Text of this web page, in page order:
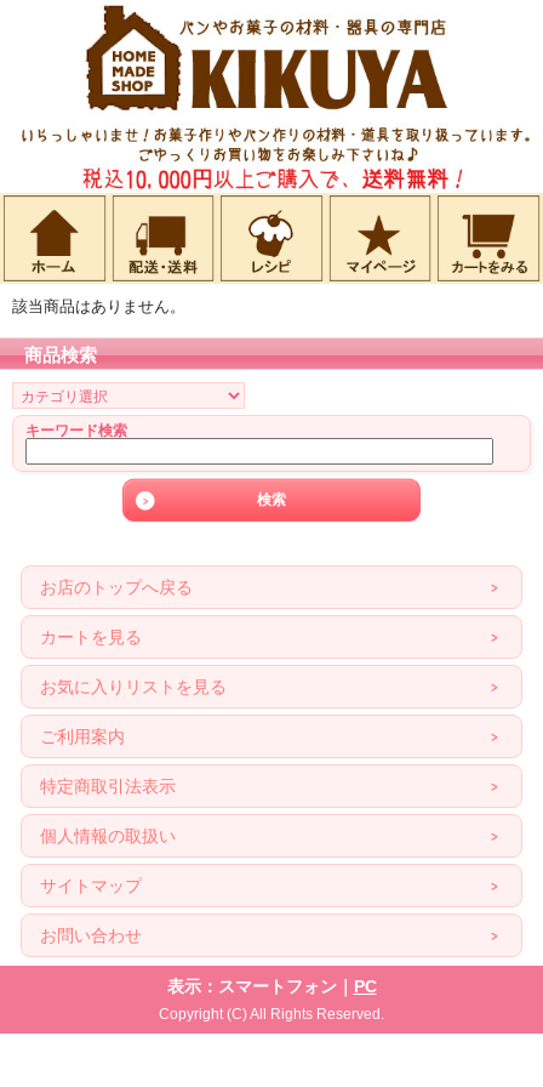
該当商品はありません。
商品検索
キーワード検索
お店のトップへ戻る
カートを見る
お気に入りリストを見る
ご利用案内
特定商取引法表示
個人情報の取扱い
サイトマップ
お問い合わせ
表示：スマートフォン｜ PC
Copyright (C) All Rights Reserved.